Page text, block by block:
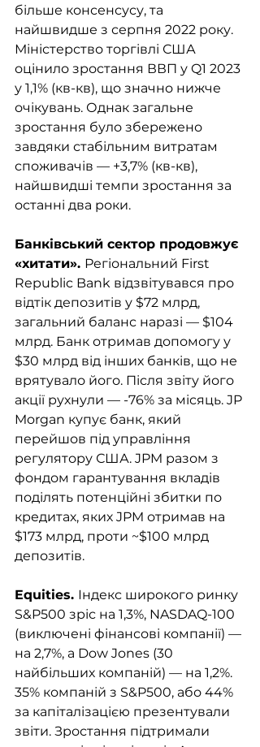
більше консенсусу, та
найшвидше з серпня 2022 року.
Міністерство торгівлі США
оцінило зростання ВВП у Q1 2023
у 1,1% (кв-кв), що значно нижче
очікувань. Однак загальне
зростання було збережено
завдяки стабільним витратам
споживачів — +3,7% (кв-кв),
найшвидші темпи зростання за
останні два роки.
Банківський сектор продовжує
«хитати». Регіональний First
Republic Bank відзвітувався про
відтік депозитів у $72 млрд,
загальний баланс наразі — $104
млрд. Банк отримав допомогу у
$30 млрд від інших банків, що не
врятувало його. Після звіту його
акції рухнули — -76% за місяць. JP
Morgan купує банк, який
перейшов під управління
регулятору США. JPM разом з
фондом гарантування вкладів
поділять потенційні збитки по
кредитах, яких JPM отримав на
$173 млрд, проти ~$100 млрд
депозитів.
Equities. Індекс широкого ринку
S&P500 зріс на 1,3%, NASDAQ-100
(виключені фінансові компанії) —
на 2,7%, а Dow Jones (30
найбільших компаній) — на 1,2%.
35% компаній з S&P500, або 44%
за капіталізацією презентували
звіти. Зростання підтримали